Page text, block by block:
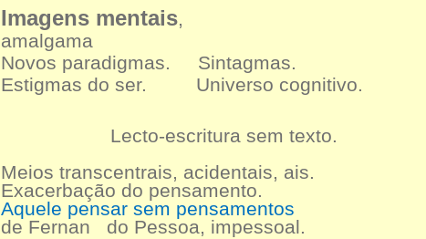
Imagens mentais,
amalgama
Novos paradigmas. Sintagmas.
Estigmas do ser. Universo cognitivo.
Lecto-escritura sem texto.
Meios transcentrais, acidentais, ais.
Exacerbação do pensamento.
Aquele pensar sem pensamentos
de Fernan do Pessoa, impessoal.